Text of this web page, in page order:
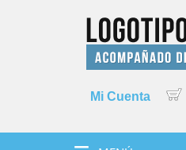
Mi Cuenta